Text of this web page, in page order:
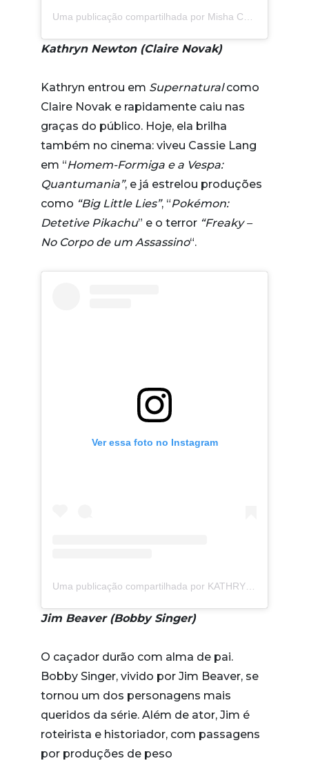
Kathryn Newton (Claire Novak)
Kathryn entrou em Supernaturalcomo
Claire Novak e rapidamente caiu nas
graças do público. Hoje, ela brilha
também no cinema: viveu Cassie Lang
em “Homem-Formiga e a Vespa:
Quantumania”, e já estrelou produções
como “Big Little Lies”, “Pokémon:
Detetive Pikachu” e o terror “Freaky –
No Corpo de um Assassino“.
Ver essa foto no Instagram
Uma publicação compartilhada por KATHRYN NEWTON (@kathrynnewton)
Jim Beaver (Bobby Singer)
O caçador durão com alma de pai.
Bobby Singer, vivido por Jim Beaver, se
tornou um dos personagens mais
queridos da série. Além de ator, Jim é
roteirista e historiador, com passagens
por produções de peso